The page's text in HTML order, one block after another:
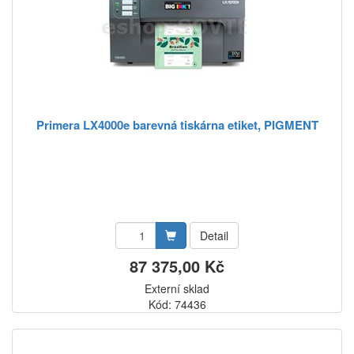
Primera LX4000e barevná tiskárna etiket, PIGMENT
Detail
87 375,00 Kč
Externí sklad
Kód: 74436